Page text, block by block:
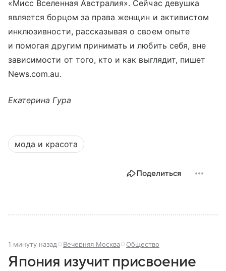
«Мисс Вселенная Австралия». Сейчас девушка
является борцом за права женщин и активистом
инклюзивности, рассказывая о своем опыте
и помогая другим принимать и любить себя, вне
зависимости от того, кто и как выглядит, пишет
News.com.au.
Екатерина Гура
мода и красота
Поделиться
1 минуту назад Вечерняя Москва Общество
Япония изучит присвоение